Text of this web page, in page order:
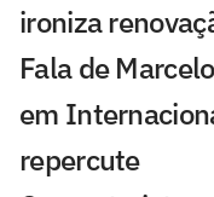
ironiza
Fala de
em
repercute